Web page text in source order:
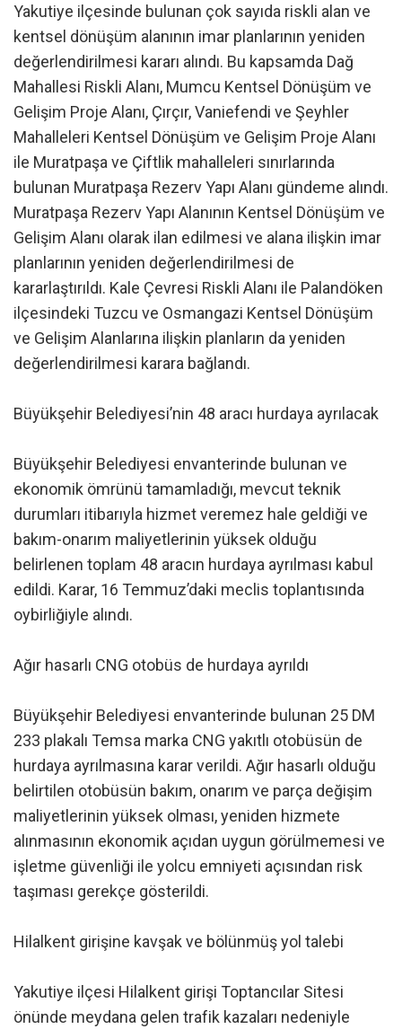
Yakutiye ilçesinde bulunan çok sayıda riskli alan ve
kentsel dönüşüm alanının imar planlarının yeniden
değerlendirilmesi kararı alındı. Bu kapsamda Dağ
Mahallesi Riskli Alanı, Mumcu Kentsel Dönüşüm ve
Gelişim Proje Alanı, Çırçır, Vaniefendi ve Şeyhler
Mahalleleri Kentsel Dönüşüm ve Gelişim Proje Alanı
ile Muratpaşa ve Çiftlik mahalleleri sınırlarında
bulunan Muratpaşa Rezerv Yapı Alanı gündeme alındı.
Muratpaşa Rezerv Yapı Alanının Kentsel Dönüşüm ve
Gelişim Alanı olarak ilan edilmesi ve alana ilişkin imar
planlarının yeniden değerlendirilmesi de
kararlaştırıldı. Kale Çevresi Riskli Alanı ile Palandöken
ilçesindeki Tuzcu ve Osmangazi Kentsel Dönüşüm
ve Gelişim Alanlarına ilişkin planların da yeniden
değerlendirilmesi karara bağlandı.
Büyükşehir Belediyesi’nin 48 aracı hurdaya ayrılacak
Büyükşehir Belediyesi envanterinde bulunan ve
ekonomik ömrünü tamamladığı, mevcut teknik
durumları itibarıyla hizmet veremez hale geldiği ve
bakım-onarım maliyetlerinin yüksek olduğu
belirlenen toplam 48 aracın hurdaya ayrılması kabul
edildi. Karar, 16 Temmuz’daki meclis toplantısında
oybirliğiyle alındı.
Ağır hasarlı CNG otobüs de hurdaya ayrıldı
Büyükşehir Belediyesi envanterinde bulunan 25 DM
233 plakalı Temsa marka CNG yakıtlı otobüsün de
hurdaya ayrılmasına karar verildi. Ağır hasarlı olduğu
belirtilen otobüsün bakım, onarım ve parça değişim
maliyetlerinin yüksek olması, yeniden hizmete
alınmasının ekonomik açıdan uygun görülmemesi ve
işletme güvenliği ile yolcu emniyeti açısından risk
taşıması gerekçe gösterildi.
Hilalkent girişine kavşak ve bölünmüş yol talebi
Yakutiye ilçesi Hilalkent girişi Toptancılar Sitesi
önünde meydana gelen trafik kazaları nedeniyle